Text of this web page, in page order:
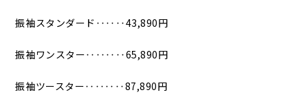
振袖スタンダード‥‥‥43,890円
振袖ワンスター‥‥‥‥65,890円
振袖ツースター‥‥‥‥87,890円